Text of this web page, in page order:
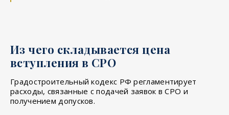
Из чего складывается цена
вступления в СРО
Градостроительный кодекс РФ регламентирует
расходы, связанные с подачей заявок в СРО и
получением допусков.